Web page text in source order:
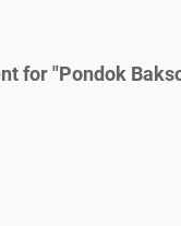
for "Pondok